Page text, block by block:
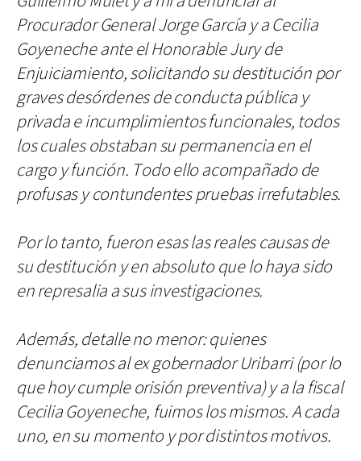
Procurador General Jorge García y a Cecilia
Goyeneche ante el Honorable Jury de
Enjuiciamiento, solicitando su destitución por
graves desórdenes de conducta pública y
privada e incumplimientos funcionales, todos
los cuales obstaban su permanencia en el
cargo y función. Todo ello acompañado de
profusas y contundentes pruebas irrefutables.
Por lo tanto, fueron esas las reales causas de
su destitución y en absoluto que lo haya sido
en represalia a sus investigaciones.
Además, detalle no menor: quienes
denunciamos al ex gobernador Uribarri (por lo
que hoy cumple orisión preventiva) y a la fiscal
Cecilia Goyeneche, fuimos los mismos. A cada
uno, en su momento y por distintos motivos.